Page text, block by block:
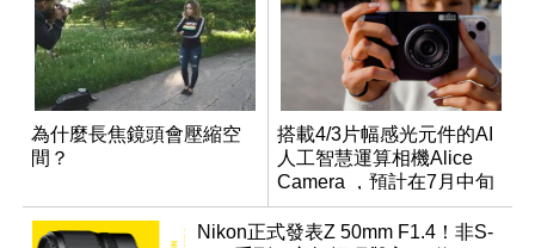
為什麼長焦鏡頭會壓縮空
間？
搭載4/3片幅感光元件的AI
人工智慧運算相機Alice
Camera ，預計在7月中旬
開始交貨！
Nikon正式發表Z 50mm F1.4！非S-